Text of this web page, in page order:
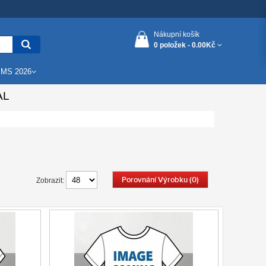
Nákupní košík
0 položek - 0.00Kč
2026
Porovnání Výrobku (0)
Zobrazit: